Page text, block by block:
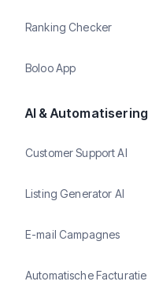
Ranking Checker
Boloo App
AI & Automatisering
Customer Support AI
Listing Generator AI
E-mail Campagnes
Automatische Facturatie